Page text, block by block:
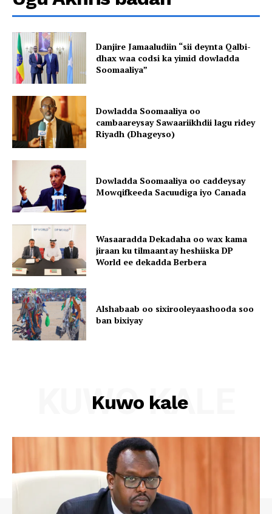
Danjire Jamaaludiin “sii deynta Qalbi-
dhax waa codsi ka yimid dowladda
Soomaaliya”
Dowladda Soomaaliya oo
cambaareysay Sawaariikhdii lagu ridey
Riyadh (Dhageyso)
Dowladda Soomaaliya oo caddeysay
Mowqifkeeda Sacuudiga iyo Canada
Wasaaradda Dekadaha oo wax kama
jiraan ku tilmaantay heshiiska DP
World ee dekadda Berbera
Alshabaab oo sixirooleyaashooda soo
ban bixiyay
Kuwo kale
KUWO KALE